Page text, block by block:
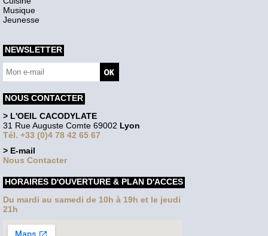
Musique
Jeunesse
NEWSLETTER
NOUS CONTACTER
> L'OEIL CACODYLATE
31 Rue Auguste Comte 69002 Lyon
Tél. +33 (0)4 78 42 65 67
> E-mail
Nous Contacter
HORAIRES D'OUVERTURE & PLAN D'ACCES
Du mardi au samedi de 10h à 19h et le jeudi
21h